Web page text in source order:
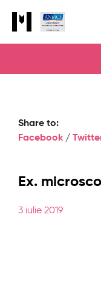
Share to:
Facebook /
Ex.
3 iulie 2019